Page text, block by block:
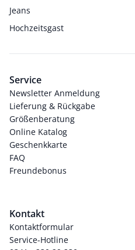
Jeans
Hochzeitsgast
Service
Newsletter Anmeldung
Lieferung & Rückgabe
Größenberatung
Online Katalog
Geschenkkarte
FAQ
Freundebonus
Kontakt
Kontaktformular
Service-Hotline